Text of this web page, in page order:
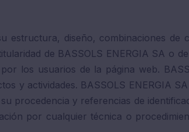
estructura, diseño, combinaciones de
de BASSOLS ENERGIA SA o
los usuarios de la página web.
y actividades. BASSOLS ENERGIA
procedencia y referencias de
por cualquier técnica o